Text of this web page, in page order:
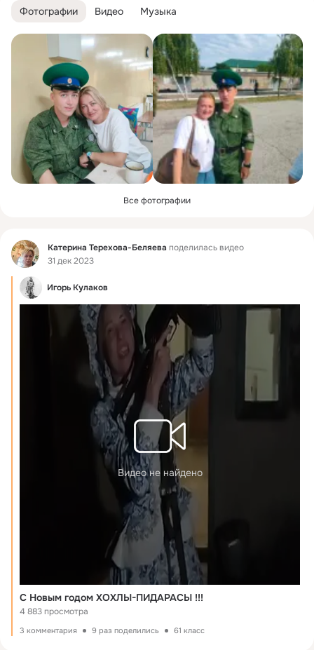
Фотографии Видео Музыка
Все фотографии
Фид Катерина Терехова-Беляева поделилась видео
31 дек 2023
Игорь Кулаков
Видео не найдено
С Новым годом ХОХЛЫ-ПИДАРАСЫ !!!
4 883 просмотра
3 комментария 9 раз поделились 61 класс